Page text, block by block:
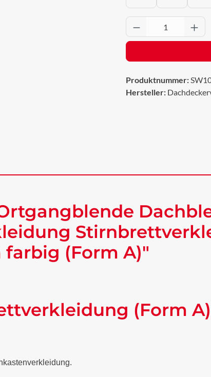
Produkt
Produktnummer:
Hersteller:
(Form A)"
(Form A)